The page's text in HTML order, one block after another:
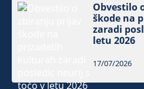
Obvestilo
škode na
zaradi
letu 2026
17/07/2026